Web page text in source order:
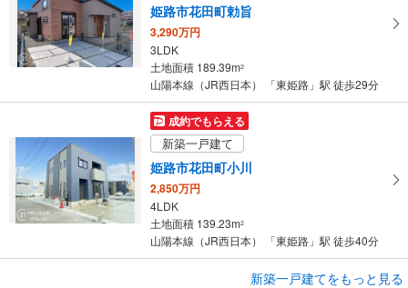
姫路市花田町勅旨
3,290万円
3LDK
土地面積 189.39m2
山陽本線（JR西日本） 「東姫路」駅 徒歩29分
成約でもらえる
新築一戸建て
姫路市花田町小川
2,850万円
4LDK
土地面積 139.23m2
山陽本線（JR西日本） 「東姫路」駅 徒歩40分
新築一戸建てをもっと見る